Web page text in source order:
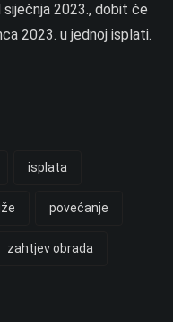
2023., dobit će
2023. u jednoj isplati.
isplata
povećanje
zahtjev obrada